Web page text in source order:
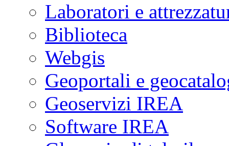
Laboratori e
Biblioteca
Webgis
Geoportali e
Geoservizi IREA
Software IREA